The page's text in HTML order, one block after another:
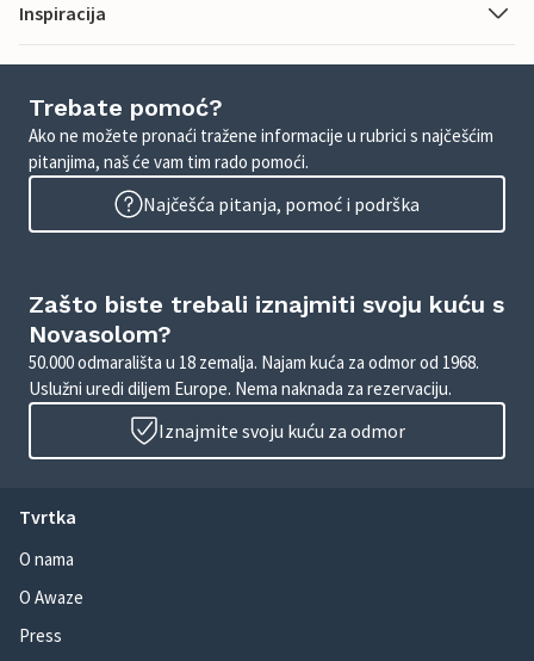
Inspiracija
Trebate pomoć?
Ako ne možete pronaći tražene informacije u rubrici s najčešćim
pitanjima, naš će vam tim rado pomoći.
Najčešća pitanja, pomoć i podrška
Zašto biste trebali iznajmiti svoju kuću s
Novasolom?
50.000 odmarališta u 18 zemalja. Najam kuća za odmor od 1968.
Uslužni uredi diljem Europe. Nema naknada za rezervaciju.
Iznajmite svoju kuću za odmor
Tvrtka
O nama
O Awaze
Press